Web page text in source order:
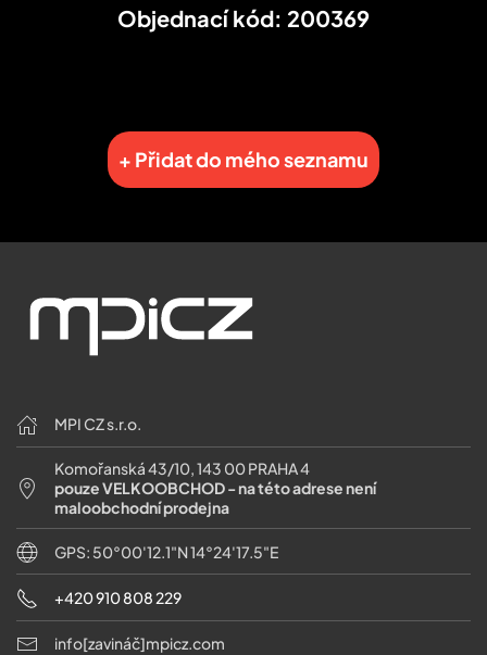
Objednací kód: 200369
+ Přidat do mého seznamu
MPI CZ s.r.o.
Komořanská 43/10, 143 00 PRAHA 4
pouze VELKOOBCHOD - na této adrese není
maloobchodní prodejna
GPS: 50°00'12.1"N 14°24'17.5"E
+420 910 808 229
info[zavináč]mpicz.com